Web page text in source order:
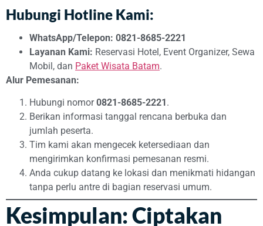
Hubungi Hotline Kami:
WhatsApp/Telepon: 0821-8685-2221
Layanan Kami: Reservasi Hotel, Event Organizer, Sewa
Mobil, dan Paket Wisata Batam.
Alur Pemesanan:
Hubungi nomor0821-8685-2221.
Berikan informasi tanggal rencana berbuka dan
jumlah peserta.
Tim kami akan mengecek ketersediaan dan
mengirimkan konfirmasi pemesanan resmi.
Anda cukup datang ke lokasi dan menikmati hidangan
tanpa perlu antre di bagian reservasi umum.
Kesimpulan: Ciptakan